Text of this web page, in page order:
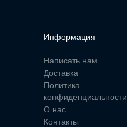
Информация
Написать нам
Доставка
Политика
конфиденциальности
О нас
Контакты